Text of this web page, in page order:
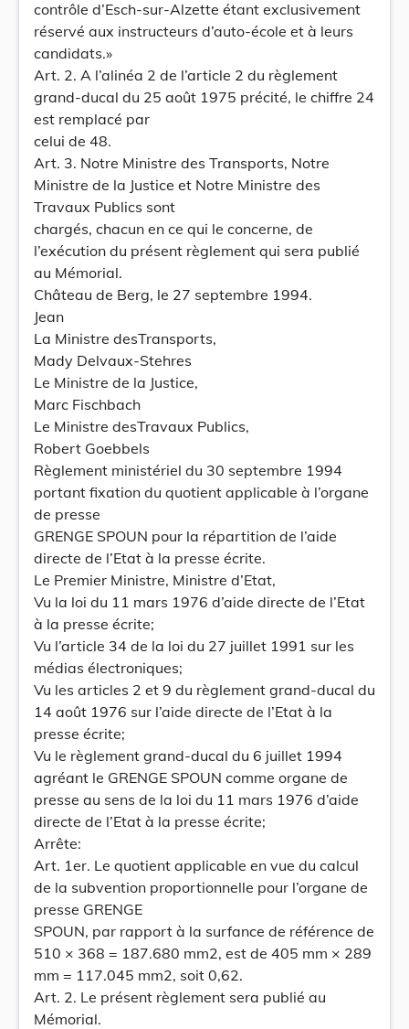
contrôle d’Esch-sur-Alzette étant exclusivement
réservé aux instructeurs d’auto-école et à leurs
candidats.»
Art. 2. A l’alinéa 2 de l’article 2 du règlement
grand-ducal du 25 août 1975 précité, le chiffre 24
est remplacé par
celui de 48.
Art. 3. Notre Ministre des Transports, Notre
Ministre de la Justice et Notre Ministre des
Travaux Publics sont
chargés, chacun en ce qui le concerne, de
l’exécution du présent règlement qui sera publié
au Mémorial.
Château de Berg, le 27 septembre 1994.
Jean
La Ministre desTransports,
Mady Delvaux-Stehres
Le Ministre de la Justice,
Marc Fischbach
Le Ministre desTravaux Publics,
Robert Goebbels
Règlement ministériel du 30 septembre 1994
portant fixation du quotient applicable à l’organe
de presse
GRENGE SPOUN pour la répartition de l’aide
directe de l’Etat à la presse écrite.
Le Premier Ministre, Ministre d’Etat,
Vu la loi du 11 mars 1976 d’aide directe de l’Etat
à la presse écrite;
Vu l’article 34 de la loi du 27 juillet 1991 sur les
médias électroniques;
Vu les articles 2 et 9 du règlement grand-ducal du
14 août 1976 sur l’aide directe de l’Etat à la
presse écrite;
Vu le règlement grand-ducal du 6 juillet 1994
agréant le GRENGE SPOUN comme organe de
presse au sens de la loi du 11 mars 1976 d’aide
directe de l’Etat à la presse écrite;
Arrête:
Art. 1er. Le quotient applicable en vue du calcul
de la subvention proportionnelle pour l’organe de
presse GRENGE
SPOUN, par rapport à la surfance de référence de
510 × 368 = 187.680 mm2, est de 405 mm × 289
mm = 117.045 mm2, soit 0,62.
Art. 2. Le présent règlement sera publié au
Mémorial.